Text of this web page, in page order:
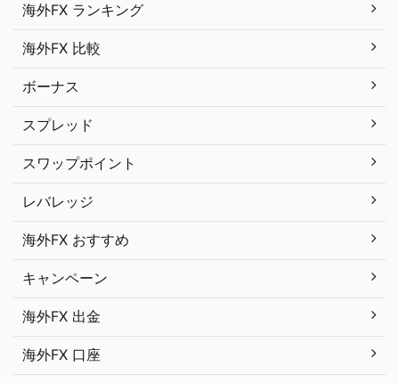
海外FX ランキング
海外FX 比較
ボーナス
スプレッド
スワップポイント
レバレッジ
海外FX おすすめ
キャンペーン
海外FX 出金
海外FX 口座